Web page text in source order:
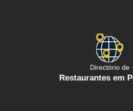
Directório de
Restaurantes em